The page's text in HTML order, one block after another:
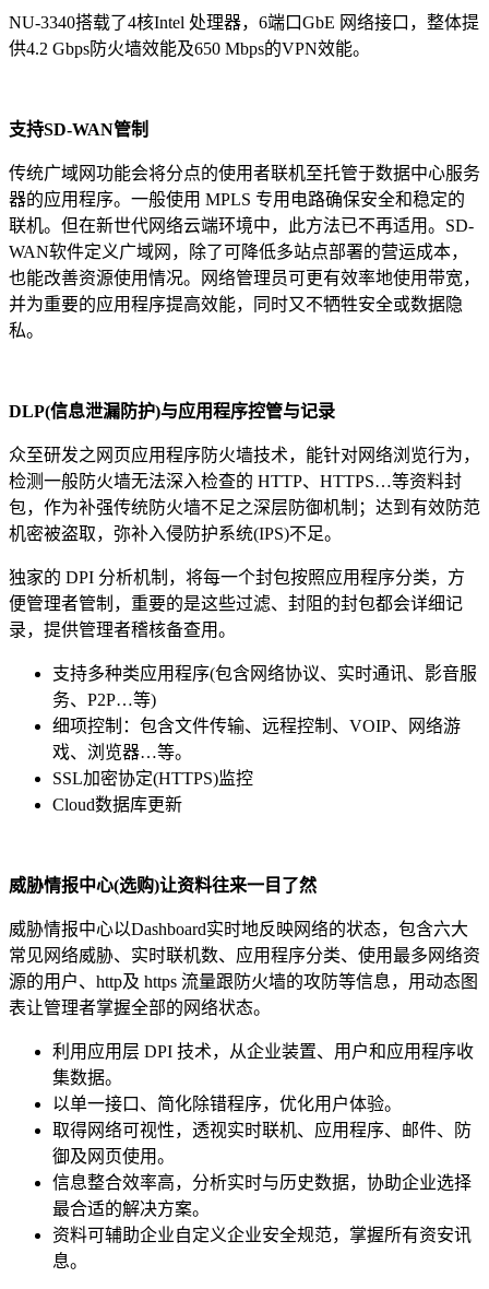
NU-3340搭载了4核Intel 处理器，6端口GbE 网络接口，整体提
供4.2 Gbps防火墙效能及650 Mbps的VPN效能。
支持SD-WAN管制
传统广域网功能会将分点的使用者联机至托管于数据中心服务
器的应用程序。一般使用 MPLS 专用电路确保安全和稳定的
联机。但在新世代网络云端环境中，此方法已不再适用。SD-
WAN软件定义广域网，除了可降低多站点部署的营运成本，
也能改善资源使用情况。网络管理员可更有效率地使用带宽，
并为重要的应用程序提高效能，同时又不牺牲安全或数据隐
私。
DLP(信息泄漏防护)与应用程序控管与记录
众至研发之网页应用程序防火墙技术，能针对网络浏览行为，
检测一般防火墙无法深入检查的 HTTP、HTTPS…等资料封
包，作为补强传统防火墙不足之深层防御机制；达到有效防范
机密被盗取，弥补入侵防护系统(IPS)不足。
独家的 DPI 分析机制，将每一个封包按照应用程序分类，方
便管理者管制，重要的是这些过滤、封阻的封包都会详细记
录，提供管理者稽核备查用。
支持多种类应用程序(包含网络协议、实时通讯、影音服
务、P2P…等)
细项控制：包含文件传输、远程控制、VOIP、网络游
戏、浏览器…等。
SSL加密协定(HTTPS)监控
Cloud数据库更新
威胁情报中心(选购)让资料往来一目了然
威胁情报中心以Dashboard实时地反映网络的状态，包含六大
常见网络威胁、实时联机数、应用程序分类、使用最多网络资
源的用户、http及 https 流量跟防火墙的攻防等信息，用动态图
表让管理者掌握全部的网络状态。
利用应用层 DPI 技术，从企业装置、用户和应用程序收
集数据。
以单一接口、简化除错程序，优化用户体验。
取得网络可视性，透视实时联机、应用程序、邮件、防
御及网页使用。
信息整合效率高，分析实时与历史数据，协助企业选择
最合适的解决方案。
资料可辅助企业自定义企业安全规范，掌握所有资安讯
息。